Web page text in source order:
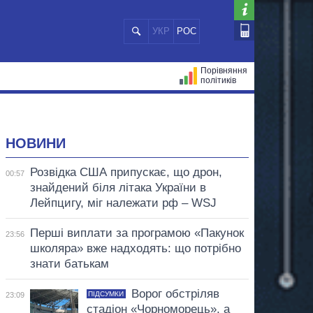
УКР РОС
Порівняння
політиків
НОВИНИ
00:57
Розвідка США припускає, що дрон,
знайдений біля літака України в
Лейпцигу, міг належати рф – WSJ
23:56
Перші виплати за програмою «Пакунок
школяра» вже надходять: що потрібно
знати батькам
23:09 ПІДСУМКИ
Ворог обстріляв
стадіон «Чорноморець», а